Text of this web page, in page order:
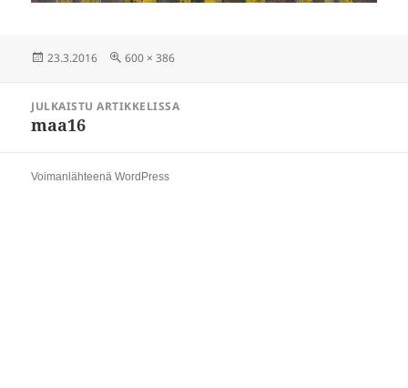
Julkaistu
23.3.2016 Täysikokoinen
600 × 386
selaus
JULKAISTU ARTIKKELISSA
maa16
Voimanlähteenä WordPress